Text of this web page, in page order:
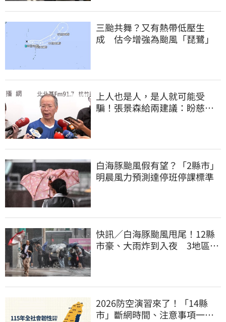
三颱共舞？又有熱帶低壓生
成 估今增強為颱風「琵鷺」
上人也是人，是人就可能受
騙！張景森給兩建議：盼慈濟
白海豚颱風假有望？「2縣市」
明晨風力預測達停班停課標準
快訊／白海豚颱風甩尾！12縣
市豪、大雨炸到入夜 3地區有
2026防空演習來了！「14縣
市」斷網時間、注意事項一次